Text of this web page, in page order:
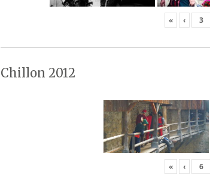
« ‹
Chillon 2012
« ‹